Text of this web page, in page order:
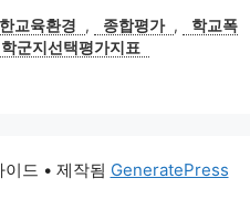
교육환경 , 종합평가 ,
학교폭
학군지선택평가지표
드 • 제작됨 GeneratePress